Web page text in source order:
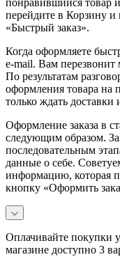
перейдите в Корзину
«Быстрый заказ».
Когда оформляете
e-mail. Вам перезвонит
По результатам
оформления товара на
только ждать доставки
Оформление заказа в
следующим образом.
последовательным
данные о себе.
информацию, которая
кнопку «Оформить
Оплачивайте покупки
магазине доступно 3